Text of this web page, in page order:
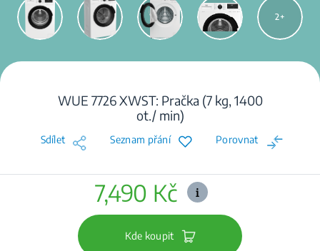
2
WUE 7726 XWST: Pračka (7 kg, 1400
ot./ min)
Sdílet Seznam přání Porovnat
7,490 Kč
Kde koupit